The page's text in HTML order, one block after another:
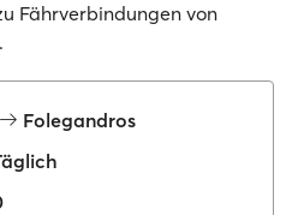
Fährverbindungen von
Folegandros